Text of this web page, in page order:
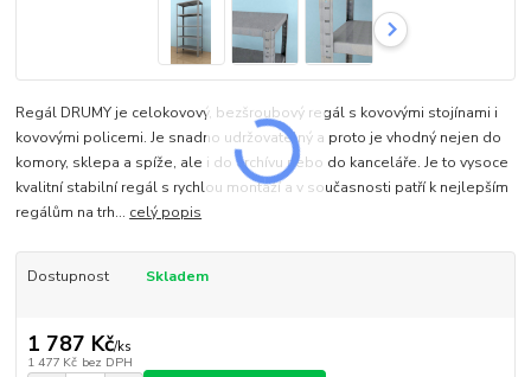
Regál DRUMY je celokovový, bezšroubový regál s kovovými stojínami i
kovovými policemi. Je snadno udržovatelný a proto je vhodný nejen do
komory, sklepa a spíže, ale i do archívu nebo do kanceláře. Je to vysoce
kvalitní stabilní regál s rychlou montáží a v současnosti patří k nejlepším
regálům na trh... celý popis
Dostupnost Skladem
1 787 Kč/ks
1 477 Kč bez DPH